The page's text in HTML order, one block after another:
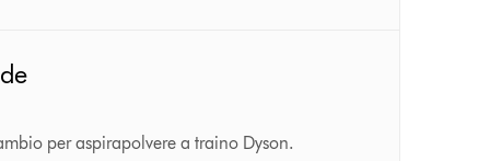
per aspirapolvere a traino Dyson.